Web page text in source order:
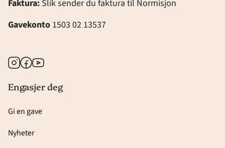
Faktura: Slik sender du faktura til Normisjon
Gavekonto 1503 02 13537
Instagram
Facebook
Youtube
Engasjer deg
Gi en gave
Nyheter